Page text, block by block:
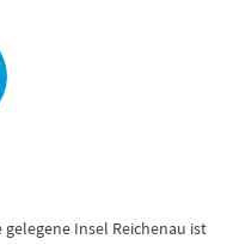
Insel Reichenau ist